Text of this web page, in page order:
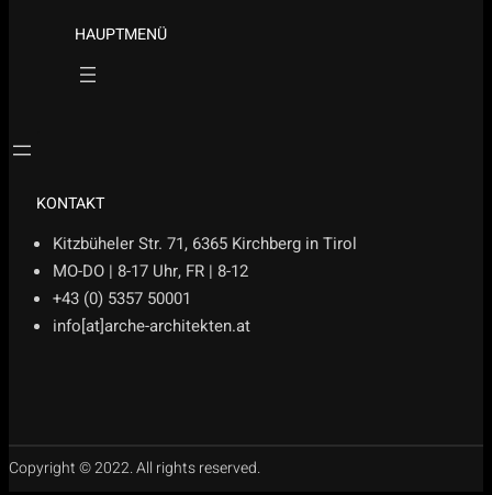
HAUPTMENÜ
KONTAKT
Kitzbüheler Str. 71, 6365 Kirchberg in Tirol
MO-DO | 8-17 Uhr, FR | 8-12
+43 (0) 5357 50001
info[at]arche-architekten.at
Copyright © 2022. All rights reserved.